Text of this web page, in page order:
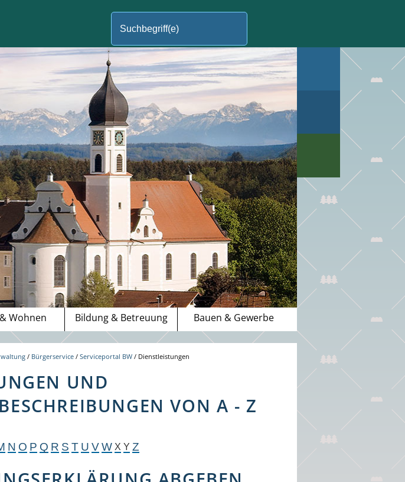
Wohnen Bildung & Betreuung Bauen & Gewerbe
/ Bürgerservice /Serviceportal BW / Dienstleistungen
UND
VON A - Z
N O P Q R S T U V W X Y Z